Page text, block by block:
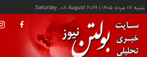
شنبه ۱۷ مرداد ۱۴۰۵ |
Saturday , 08 August 2026